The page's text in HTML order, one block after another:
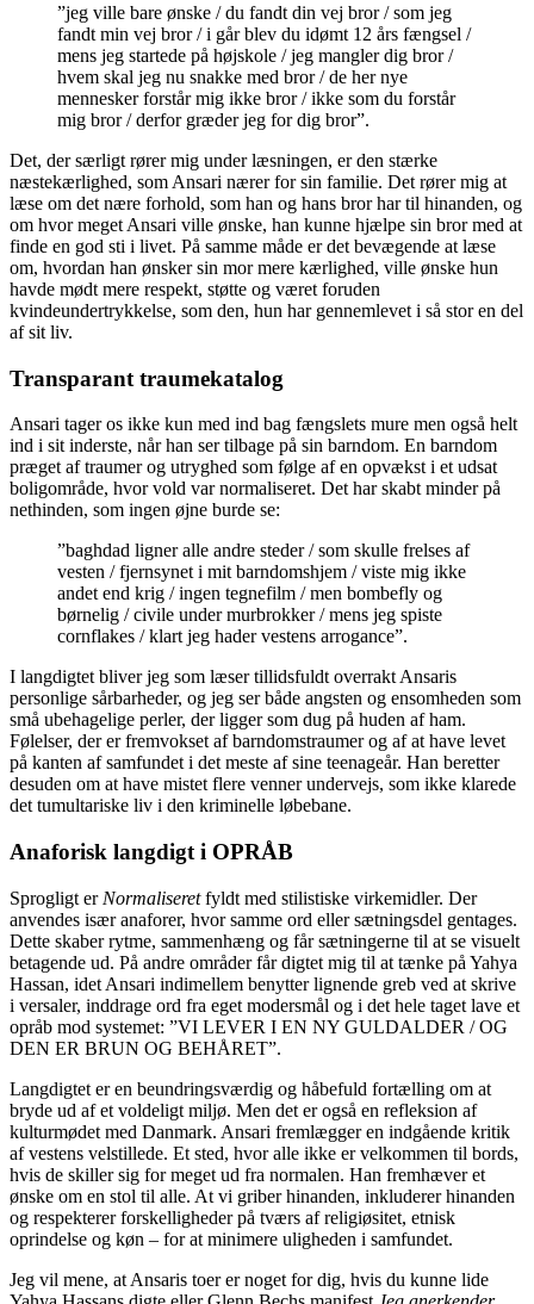
”jeg ville bare ønske / du fandt din vej bror / som jeg
fandt min vej bror / i går blev du idømt 12 års fængsel /
mens jeg startede på højskole / jeg mangler dig bror /
hvem skal jeg nu snakke med bror / de her nye
mennesker forstår mig ikke bror / ikke som du forstår
mig bror / derfor græder jeg for dig bror”.
Det, der særligt rører mig under læsningen, er den stærke
næstekærlighed, som Ansari nærer for sin familie. Det rører mig at
læse om det nære forhold, som han og hans bror har til hinanden, og
om hvor meget Ansari ville ønske, han kunne hjælpe sin bror med at
finde en god sti i livet. På samme måde er det bevægende at læse
om, hvordan han ønsker sin mor mere kærlighed, ville ønske hun
havde mødt mere respekt, støtte og været foruden
kvindeundertrykkelse, som den, hun har gennemlevet i så stor en del
af sit liv.
Transparant traumekatalog
Ansari tager os ikke kun med ind bag fængslets mure men også helt
ind i sit inderste, når han ser tilbage på sin barndom. En barndom
præget af traumer og utryghed som følge af en opvækst i et udsat
boligområde, hvor vold var normaliseret. Det har skabt minder på
nethinden, som ingen øjne burde se:
”baghdad ligner alle andre steder / som skulle frelses af
vesten / fjernsynet i mit barndomshjem / viste mig ikke
andet end krig / ingen tegnefilm / men bombefly og
børnelig / civile under murbrokker / mens jeg spiste
cornflakes / klart jeg hader vestens arrogance”.
I langdigtet bliver jeg som læser tillidsfuldt overrakt Ansaris
personlige sårbarheder, og jeg ser både angsten og ensomheden som
små ubehagelige perler, der ligger som dug på huden af ham.
Følelser, der er fremvokset af barndomstraumer og af at have levet
på kanten af samfundet i det meste af sine teenageår. Han beretter
desuden om at have mistet flere venner undervejs, som ikke klarede
det tumultariske liv i den kriminelle løbebane.
Anaforisk langdigt i OPRÅB
Sprogligt er Normaliseretfyldt med stilistiske virkemidler. Der
anvendes især anaforer, hvor samme ord eller sætningsdel gentages.
Dette skaber rytme, sammenhæng og får sætningerne til at se visuelt
betagende ud. På andre områder får digtet mig til at tænke på Yahya
Hassan, idet Ansari indimellem benytter lignende greb ved at skrive
i versaler, inddrage ord fra eget modersmål og i det hele taget lave et
opråb mod systemet: ”VI LEVER I EN NY GULDALDER / OG
DEN ER BRUN OG BEHÅRET”.
Langdigtet er en beundringsværdig og håbefuld fortælling om at
bryde ud af et voldeligt miljø. Men det er også en refleksion af
kulturmødet med Danmark. Ansari fremlægger en indgående kritik
af vestens velstillede. Et sted, hvor alle ikke er velkommen til bords,
hvis de skiller sig for meget ud fra normalen. Han fremhæver et
ønske om en stol til alle. At vi griber hinanden, inkluderer hinanden
og respekterer forskelligheder på tværs af religiøsitet, etnisk
oprindelse og køn – for at minimere uligheden i samfundet.
Jeg vil mene, at Ansaris toer er noget for dig, hvis du kunne lide